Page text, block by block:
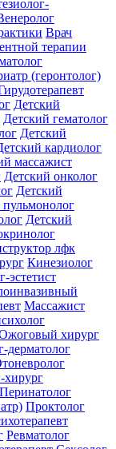
Врач
терапии
(геронтолог)
Детский
Детский гематолог
Детский
кардиолог
массажист
Детский онколог
Детский
Детский
лфк
Кинезиолог
эстетист
Массажист
хирург
дерматолог
хирург
Перинатолог
Проктолог
Ревматолог